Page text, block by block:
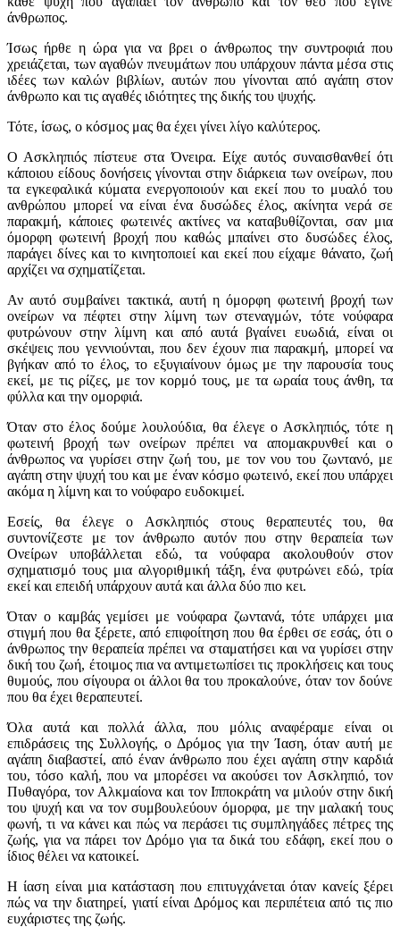
άνθρωπος.
Ίσως ήρθε η ώρα για να βρει ο άνθρωπος την συντροφιά που
χρειάζεται, των αγαθών πνευμάτων που υπάρχουν πάντα μέσα στις
ιδέες των καλών βιβλίων, αυτών που γίνονται από αγάπη στον
άνθρωπο και τις αγαθές ιδιότητες της δικής του ψυχής.
Τότε, ίσως, ο κόσμος μας θα έχει γίνει λίγο καλύτερος.
Ο Ασκληπιός πίστευε στα Όνειρα. Είχε αυτός συναισθανθεί ότι
κάποιου είδους δονήσεις γίνονται στην διάρκεια των ονείρων, που
τα εγκεφαλικά κύματα ενεργοποιούν και εκεί που το μυαλό του
ανθρώπου μπορεί να είναι ένα δυσώδες έλος, ακίνητα νερά σε
παρακμή, κάποιες φωτεινές ακτίνες να καταβυθίζονται, σαν μια
όμορφη φωτεινή βροχή που καθώς μπαίνει στο δυσώδες έλος,
παράγει δίνες και το κινητοποιεί και εκεί που είχαμε θάνατο, ζωή
αρχίζει να σχηματίζεται.
Αν αυτό συμβαίνει τακτικά, αυτή η όμορφη φωτεινή βροχή των
ονείρων να πέφτει στην λίμνη των στεναγμών, τότε νούφαρα
φυτρώνουν στην λίμνη και από αυτά βγαίνει ευωδιά, είναι οι
σκέψεις που γεννιούνται, που δεν έχουν πια παρακμή, μπορεί να
βγήκαν από το έλος, το εξυγιαίνουν όμως με την παρουσία τους
εκεί, με τις ρίζες, με τον κορμό τους, με τα ωραία τους άνθη, τα
φύλλα και την ομορφιά.
Όταν στο έλος δούμε λουλούδια, θα έλεγε ο Ασκληπιός, τότε η
φωτεινή βροχή των ονείρων πρέπει να απομακρυνθεί και ο
άνθρωπος να γυρίσει στην ζωή του, με τον νου του ζωντανό, με
αγάπη στην ψυχή του και με έναν κόσμο φωτεινό, εκεί που υπάρχει
ακόμα η λίμνη και το νούφαρο ευδοκιμεί.
Εσείς, θα έλεγε ο Ασκληπιός στους θεραπευτές του, θα
συντονίζεστε με τον άνθρωπο αυτόν που στην θεραπεία των
Ονείρων υποβάλλεται εδώ, τα νούφαρα ακολουθούν στον
σχηματισμό τους μια αλγοριθμική τάξη, ένα φυτρώνει εδώ, τρία
εκεί και επειδή υπάρχουν αυτά και άλλα δύο πιο κει.
Όταν ο καμβάς γεμίσει με νούφαρα ζωντανά, τότε υπάρχει μια
στιγμή που θα ξέρετε, από επιφοίτηση που θα έρθει σε εσάς, ότι ο
άνθρωπος την θεραπεία πρέπει να σταματήσει και να γυρίσει στην
δική του ζωή, έτοιμος πια να αντιμετωπίσει τις προκλήσεις και τους
θυμούς, που σίγουρα οι άλλοι θα του προκαλούνε, όταν τον δούνε
που θα έχει θεραπευτεί.
Όλα αυτά και πολλά άλλα, που μόλις αναφέραμε είναι οι
επιδράσεις της Συλλογής, ο Δρόμος για την Ίαση, όταν αυτή με
αγάπη διαβαστεί, από έναν άνθρωπο που έχει αγάπη στην καρδιά
του, τόσο καλή, που να μπορέσει να ακούσει τον Ασκληπιό, τον
Πυθαγόρα, τον Αλκμαίονα και τον Ιπποκράτη να μιλούν στην δική
του ψυχή και να τον συμβουλεύουν όμορφα, με την μαλακή τους
φωνή, τι να κάνει και πώς να περάσει τις συμπληγάδες πέτρες της
ζωής, για να πάρει τον Δρόμο για τα δικά του εδάφη, εκεί που ο
ίδιος θέλει να κατοικεί.
Η ίαση είναι μια κατάσταση που επιτυγχάνεται όταν κανείς ξέρει
πώς να την διατηρεί, γιατί είναι Δρόμος και περιπέτεια από τις πιο
ευχάριστες της ζωής.